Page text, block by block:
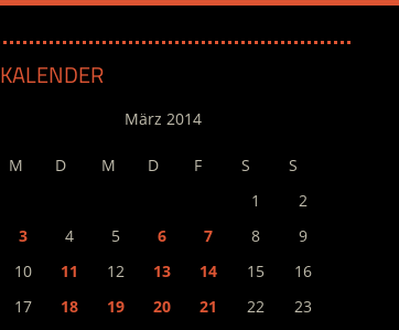
KALENDER
März 2014
M D M D F S
S
1
2
3
4 5 6 7 8
9
10
11 12 13 14 15
16
17
18 19 20 21 22
23